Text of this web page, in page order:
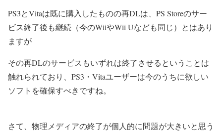
PS3とVitaは既に購入したものの再DLは、PS Storeのサー
ビス終了後も継続（今のWiiやWii Uなども同じ）とはあり
ますが
その再DLのサービスもいずれは終了させるということは
触れられており、PS3・Vitaユーザーは今のうちに欲しい
ソフトを確保すべきですね。
さて、物理メディアの終了が個人的に問題が大きいと思う